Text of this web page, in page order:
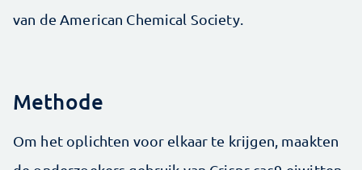
van de American Chemical Society.
Methode
Om het oplichten voor elkaar te krijgen, maakten